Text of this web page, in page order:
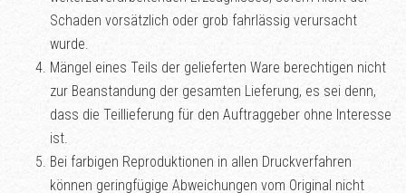
Schaden vorsätzlich oder grob fahrlässig verursacht
wurde.
Mängel eines Teils der gelieferten Ware berechtigen nicht
zur Beanstandung der gesamten Lieferung, es sei denn,
dass die Teillieferung für den Auftraggeber ohne Interesse
ist.
Bei farbigen Reproduktionen in allen Druckverfahren
können geringfügige Abweichungen vom Original nicht